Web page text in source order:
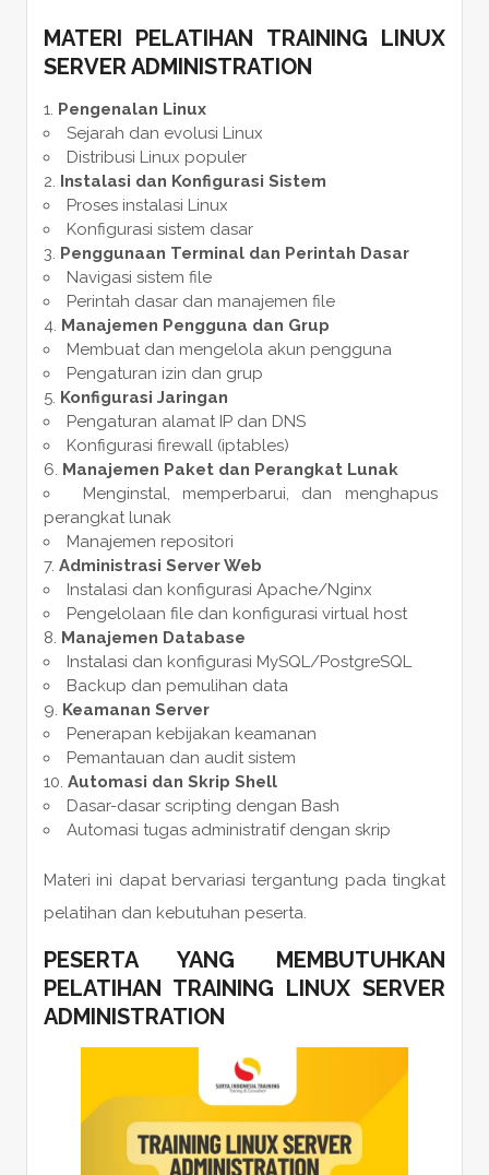
MATERI PELATIHAN TRAINING LINUX
SERVER ADMINISTRATION
Pengenalan Linux
Sejarah dan evolusi Linux
Distribusi Linux populer
Instalasi dan Konfigurasi Sistem
Proses instalasi Linux
Konfigurasi sistem dasar
Penggunaan Terminal dan Perintah Dasar
Navigasi sistem file
Perintah dasar dan manajemen file
Manajemen Pengguna dan Grup
Membuat dan mengelola akun pengguna
Pengaturan izin dan grup
Konfigurasi Jaringan
Pengaturan alamat IP dan DNS
Konfigurasi firewall (iptables)
Manajemen Paket dan Perangkat Lunak
Menginstal, memperbarui, dan menghapus
perangkat lunak
Manajemen repositori
Administrasi Server Web
Instalasi dan konfigurasi Apache/Nginx
Pengelolaan file dan konfigurasi virtual host
Manajemen Database
Instalasi dan konfigurasi MySQL/PostgreSQL
Backup dan pemulihan data
Keamanan Server
Penerapan kebijakan keamanan
Pemantauan dan audit sistem
Automasi dan Skrip Shell
Dasar-dasar scripting dengan Bash
Automasi tugas administratif dengan skrip
Materi ini dapat bervariasi tergantung pada tingkat
pelatihan dan kebutuhan peserta.
PESERTA YANG MEMBUTUHKAN
PELATIHAN TRAINING LINUX SERVER
ADMINISTRATION